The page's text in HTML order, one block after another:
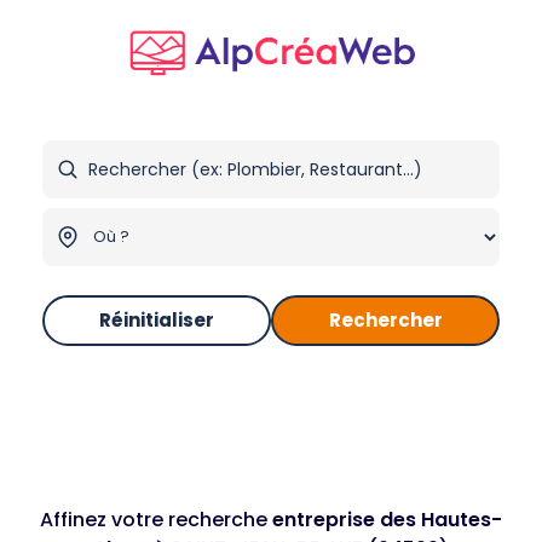
Réinitialiser Rechercher
Affinez votre rechercheentreprise des Hautes-